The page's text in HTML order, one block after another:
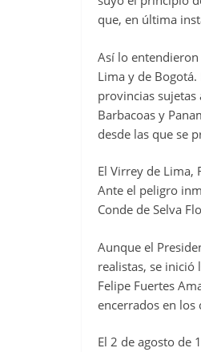
que, en última
Así lo
Lima y de
provincias sujetas
Barbacoas y
desde las que se
El Virrey de Lima,
Ante el peligro
Conde de Selva
Aunque el
realistas, se
Felipe Fuertes
encerrados en los
El 2 de agosto de